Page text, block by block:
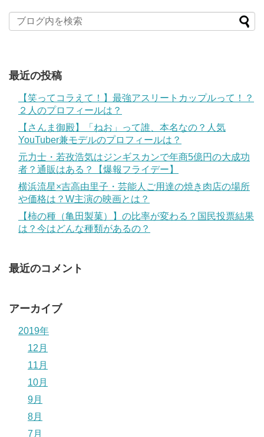
最近の投稿
【笑ってコラえて！】最強アスリートカップルって！？
２人のプロフィールは？
【さんま御殿】「ねお」って誰、本名なの？人気
YouTuber兼モデルのプロフィールは？
元力士・若孜浩気はジンギスカンで年商5億円の大成功
者？通販はある？【爆報フライデー】
横浜流星×吉高由里子・芸能人ご用達の焼き肉店の場所
や価格は？W主演の映画とは？
【柿の種（亀田製菓）】の比率が変わる？国民投票結果
は？今はどんな種類があるの？
最近のコメント
アーカイブ
2019年
12月
11月
10月
9月
8月
7月